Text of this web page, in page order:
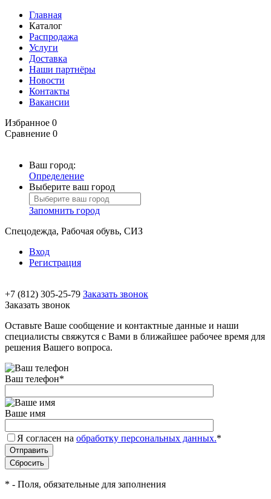
Главная
Каталог
Распродажа
Услуги
Доставка
Наши партнёры
Новости
Контакты
Вакансии
Избранное 0
Сравнение 0
Ваш город:
Определение
Выберите ваш город
Запомнить город
Спецодежда, Рабочая обувь, СИЗ
Вход
Регистрация
+7 (812) 305-25-79 Заказать звонок
Заказать звонок
Оставьте Ваше сообщение и контактные данные и наши
специалисты свяжутся с Вами в ближайшее рабочее время для
решения Вашего вопроса.
Ваш телефон*
Ваше имя
Я согласен на обработку персональных данных.*
* - Поля, обязательные для заполнения